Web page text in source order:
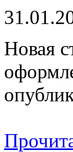
Новая